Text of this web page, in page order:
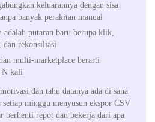
keluarannya dengan sisa
banyak perakitan manual
adalah putaran baru berupa klik,
dan rekonsiliasi
multi-marketplace berarti
N kali
dan tahu datanya ada di sana
minggu menyusun ekspor CSV
berhenti repot dan bekerja dari apa